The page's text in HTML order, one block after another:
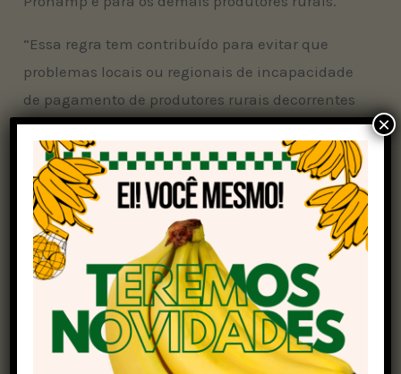
“Essa regra tem contribuído para evitar que
problemas locais ou regionais de incapacidade
de pagamento de produtores rurais decorrentes
de frustrações de safra ou de redução de receita
ganhem escala e potencializem a
inadimplência”, ressalta o CMN.
No acordo, ficou decidido que o prazo para
pagamento das operações de custeio
prorrogadas pode ocorrer em até três anose as
parcelas de investimento com vencimento em
2025 podem ser prorrogadas para até um ano
após o vencimento contratual.
×